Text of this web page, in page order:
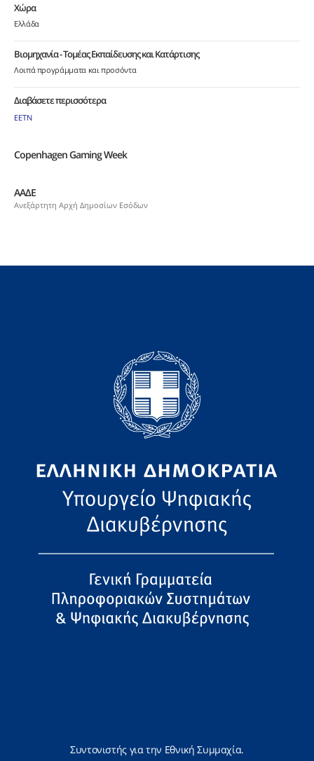
Χώρα
Ελλάδα
Βιομηχανία - Τομέας Εκπαίδευσης και Κατάρτισης
Λοιπά προγράμματα και προσόντα
Διαβάσετε περισσότερα
ΕΕΤΝ
Copenhagen Gaming Week
ΑΑΔΕ
Ανεξάρτητη Αρχή Δημοσίων Εσόδων
Συντονιστής για την Εθνική Συμμαχία.